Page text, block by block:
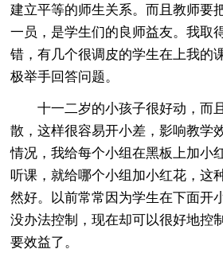
建立平等的师生关系。而且教师要
一员，是学生们的良师益友。我取
错，有几个很调皮的学生在上我的
极举手回答问题。
十一二岁的小孩子很好动，而
散，这样很容易开小差，影响教学
情况，我给每个小组在黑板上加小
听课，就给哪个小组加小红花，这
然好。以前常常因为学生在下面开
没办法控制，现在却可以很好地控
要效益了。